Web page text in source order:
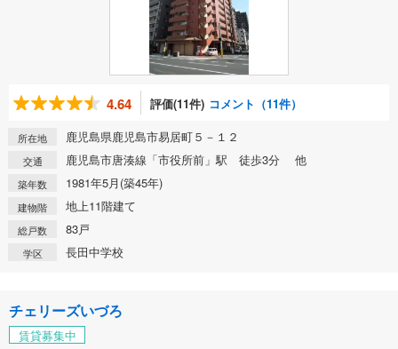
4.64 評価(11件) コメント（11件）
所在地 鹿児島県鹿児島市易居町５－１２
交通 鹿児島市唐湊線「市役所前」駅 徒歩3分 他
築年数 1981年5月(築45年)
建物階 地上11階建て
総戸数 83戸
学区 長田中学校
チェリーズいづろ
賃貸募集中